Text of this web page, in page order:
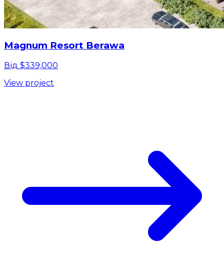
Magnum Resort Berawa
Від $339,000
View project